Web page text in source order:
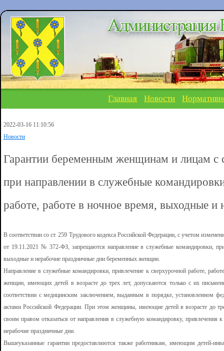
Главная Новости
2022-03-16 11:10:56
Новости
Гарантии беременным женщинам и лицам с
при направлении в служебные
работе, работе в ночное время, выходные и
В соответствии со ст. 259 Трудового кодекса Российской Федерации, с учетом
от 19.11.2021 № 372-ФЗ, запрещаются направление в служебные командировки,
выходные и нерабочие праздничные дни беременных женщин.
Направление в служебные командировки, привлечение к сверхурочной работе,
женщин, имеющих детей в возрасте до трех лет, допускаются только с их
соответствии с медицинским заключением, выданным в порядке, установленном
актами Российской Федерации. При этом женщины, имеющие детей в возрасте до
своим правом отказаться от направления в служебную командировку, привлечения
нерабочие праздничные дни.
Вышеуказанные гарантии предоставляются также работникам, имеющим детей-